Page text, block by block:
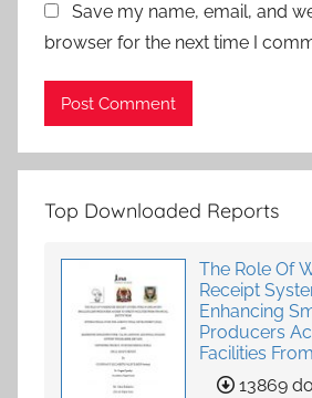
Save my name, email, and
browser for the next time I
Top Downloaded Reports
The Role Of
Receipt
Enhancing
Producers
Facilities
Institutions
13869